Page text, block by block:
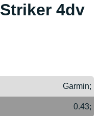
4dv
Garmin;
0.43;